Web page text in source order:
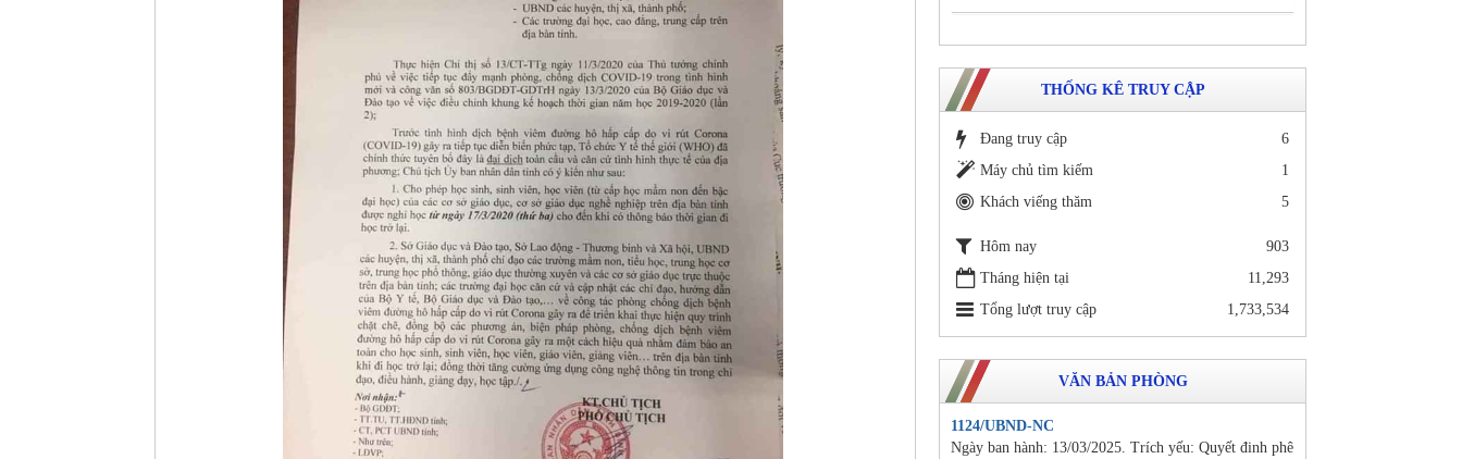
THỐNG KÊ TRUY CẬP
Đang truy cập
6
Máy chủ tìm kiếm
1
Khách viếng thăm
5
Hôm nay
903
Tháng hiện tại
11,293
Tổng lượt truy cập
1,733,534
VĂN BẢN PHÒNG
1124/UBND-NC
Ngày ban hành: 13/03/2025. Trích yếu: Quyết đinh phê